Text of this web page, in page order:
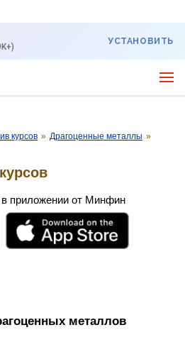
УСТАНОВИТЬ
курсов » Драгоценные металлы »
приложении от Минфин
металлов